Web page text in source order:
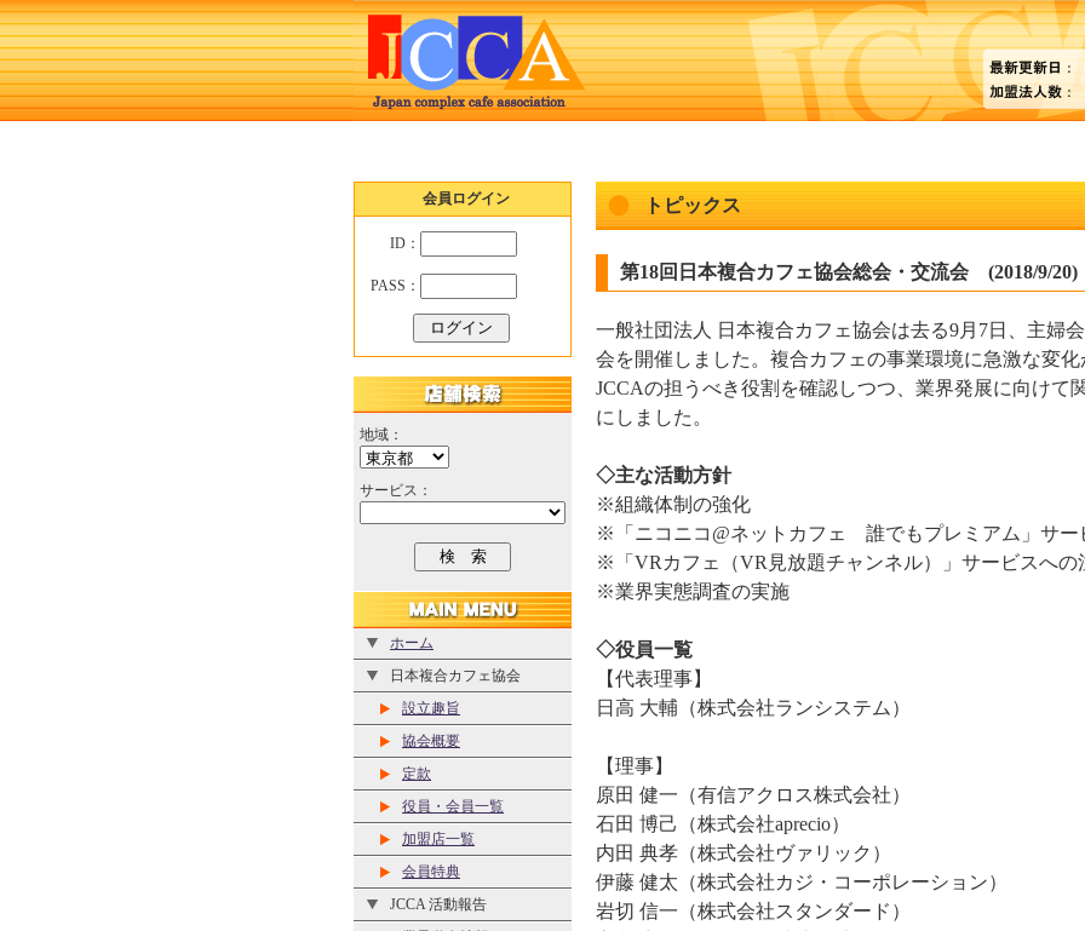
会員ログイン
ID：
PASS：
地域：
サービス：
ホーム
日本複合カフェ協会
設立趣旨
協会概要
定款
役員・会員一覧
加盟店一覧
会員特典
JCCA 活動報告
トピックス
第18回日本複合カフェ協会総会・交流会 (2018/9/20)
一般社団法人 日本複合カフェ協会は去る9月7日、主婦
会を開催しました。複合カフェの事業環境に急激な変
JCCAの担うべき役割を確認しつつ、業界発展に向けて
にしました。
◇主な活動方針
※組織体制の強化
※「ニコニコ@ネットカフェ 誰でもプレミアム」サー
※「VRカフェ（VR見放題チャンネル）」サービスへの
※業界実態調査の実施
◇役員一覧
【代表理事】
日高 大輔（株式会社ランシステム）
【理事】
原田 健一（有信アクロス株式会社）
石田 博己（株式会社aprecio）
内田 典孝（株式会社ヴァリック）
伊藤 健太（株式会社カジ・コーポレーション）
岩切 信一（株式会社スタンダード）